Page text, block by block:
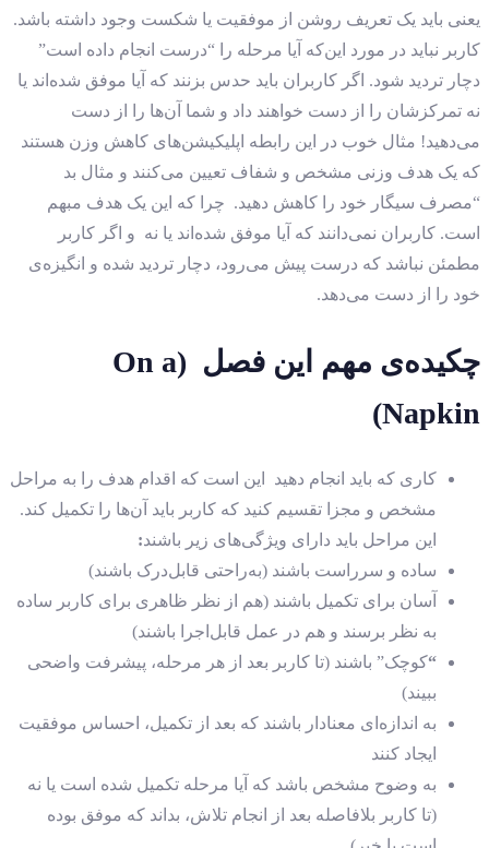
یعنی باید یک تعریف روشن از موفقیت یا شکست وجود داشته باشد.
کاربر نباید در مورد این‌که آیا مرحله را “درست انجام داده است”
دچار تردید شود. اگر کاربران باید حدس بزنند که آیا موفق شده‌اند یا
نه تمرکزشان را از دست خواهند داد و شما آن‌ها را از دست
می‌دهید! مثال خوب در این ‌رابطه اپلیکیشن‌های کاهش وزن هستند
که یک هدف وزنی مشخص و شفاف تعیین می‌کنند و مثال بد
“مصرف سیگار خود را کاهش دهید. چرا که این یک هدف مبهم
است. کاربران نمی‌دانند که آیا موفق شده‌اند یا نه و اگر کاربر
مطمئن نباشد که درست پیش می‌رود، دچار تردید شده و انگیزه‌ی
خود را از دست می‌دهد.
چکیده‌ی مهم این فصل (On a
Napkin)
کاری که باید انجام دهید
این است که اقدام هدف را به مراحل
مشخص و مجزا تقسیم کنید که کاربر باید آن‌ها را تکمیل کند.
این مراحل باید دارای ویژگی‌های زیر باشند:
ساده و سرراست باشند (به‌راحتی قابل‌درک باشند)
آسان برای تکمیل باشند (هم از نظر ظاهری برای کاربر ساده
به نظر برسند و هم در عمل قابل‌اجرا باشند)
“کوچک” باشند (تا کاربر بعد از هر مرحله، پیشرفت واضحی
ببیند)
به اندازه‌ای معنادار باشند که بعد از تکمیل، احساس موفقیت
ایجاد کنند
به وضوح مشخص باشد که آیا مرحله تکمیل شده است یا نه
(تا کاربر بلافاصله بعد از انجام تلاش، بداند که موفق بوده